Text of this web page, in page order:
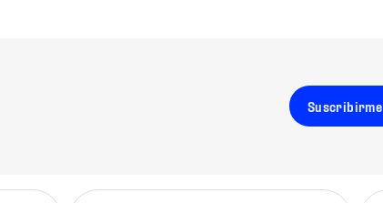
Suscribirme